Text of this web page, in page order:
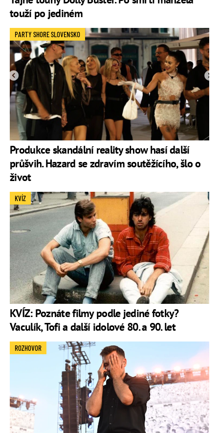
touží po jediném
Produkce skandální reality show hasí další
průšvih. Hazard se zdravím soutěžícího, šlo o
život
PARTY SHORE SLOVENSKO
KVÍZ: Poznáte filmy podle jediné fotky?
Vaculík, Tofi a další idolové 80. a 90. let
KVÍZ
ROZHOVOR